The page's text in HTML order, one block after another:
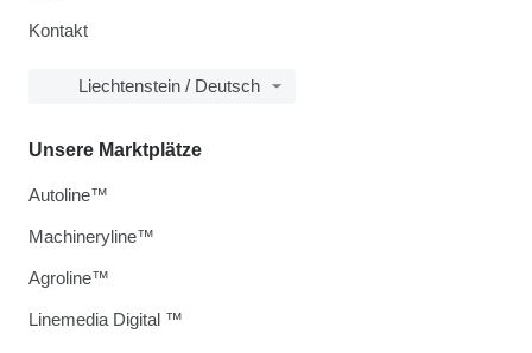
Kontakt
Liechtenstein / Deutsch
Unsere Marktplätze
Autoline™
Machineryline™
Agroline™
Linemedia Digital ™